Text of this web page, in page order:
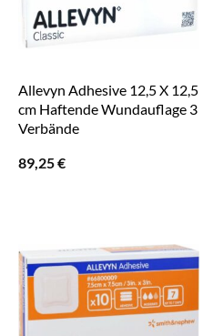
Allevyn Adhesive 12,5 X 12,5
cm Haftende Wundauflage 3
Verbände
89,25€